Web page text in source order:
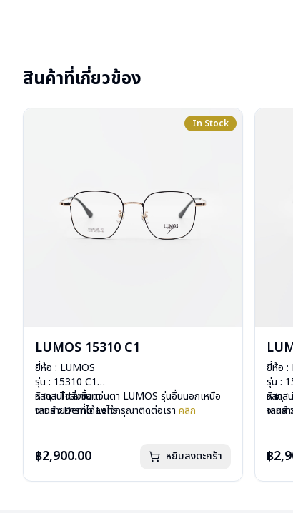
สินค้าที่เกี่ยวข้อง
In Stock
LUMOS 15310 C1
ยี่ห้อ : LUMOS
รุ่น : 15310 C1
วัสดุ : Titanium
เลนส์ : Demo Lens
อุปกรณ์ : กล่องแว่น , ผ้าเช็ดแว่น
หากสนใจสั่งชื้อแว่นตา LUMOS รุ่นอื่นนอกเหนือ
จากรายการที่ได้ลงไว้กรุณาติดต่อเรา คลิก
฿2,900.00 หยิบลงตะกร้า
ยี่ห้อ :
รุ่น :
วัสดุ :
เลนส์
อุปกร
หากส
จากร
฿